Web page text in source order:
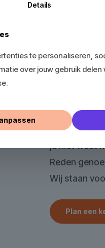
Het
wordt jouw
online
je een
Misschien
maar merk
je niet weet
Reden
Wij staan
Plan een
Details
te personaliseren,
over jouw gebruik